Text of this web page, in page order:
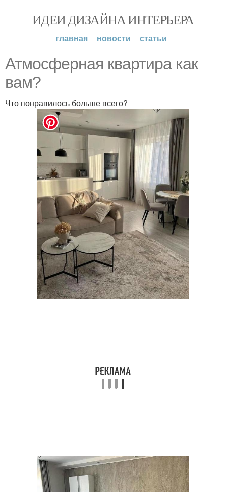
ИДЕИ ДИЗАЙНА ИНТЕРЬЕРА
главная новости статьи
Атмосферная квартира как
вам?
Что понравилось больше всего?